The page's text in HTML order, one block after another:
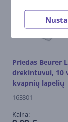
Priedas Beurer
drekintuvui, 10
kvapnių lapelių
163801
Kaina: